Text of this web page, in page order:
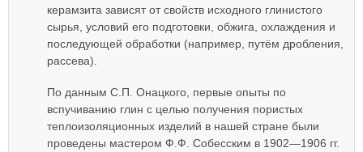
керамзита зависят от свойств исходного глинистого
сырья, условий его подготовки, обжига, охлаждения и
последующей обработки (например, путём дробления,
рассева).
По данным С.П. Онацкого, первые опыты по
вспучиванию глин с целью получения пористых
теплоизоляционных изделий в нашей стране были
проведены мастером Ф.Ф. Собесским в 1902—1906 гг.